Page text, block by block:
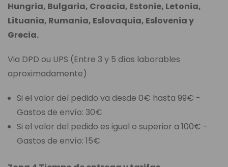
Hungria, Bulgaria, Croacia, Estonie, Letonia,
Lituania, Rumania, Eslovaquia, Eslovenia y
Grecia.
Via DPD ou UPS (Entre 3 y 5 días laborables
aproximadamente)
Si el valor del pedido va desde 0€ hasta 99€ -
Gastos de envío: 30€
Si el valor del pedido es igual o superior a 100€ -
Gastos de envío: 15€